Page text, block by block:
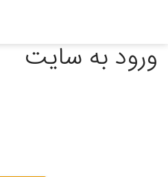
ورود به سایت